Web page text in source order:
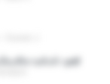
ยงพี่ชายทั้งห้า.pdf